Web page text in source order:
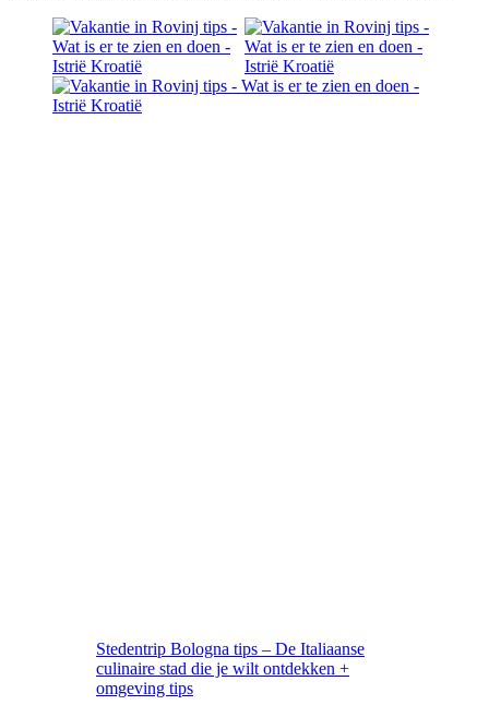
Stedentrip Bologna tips – De Italiaanse
culinaire stad die je wilt ontdekken +
omgeving tips